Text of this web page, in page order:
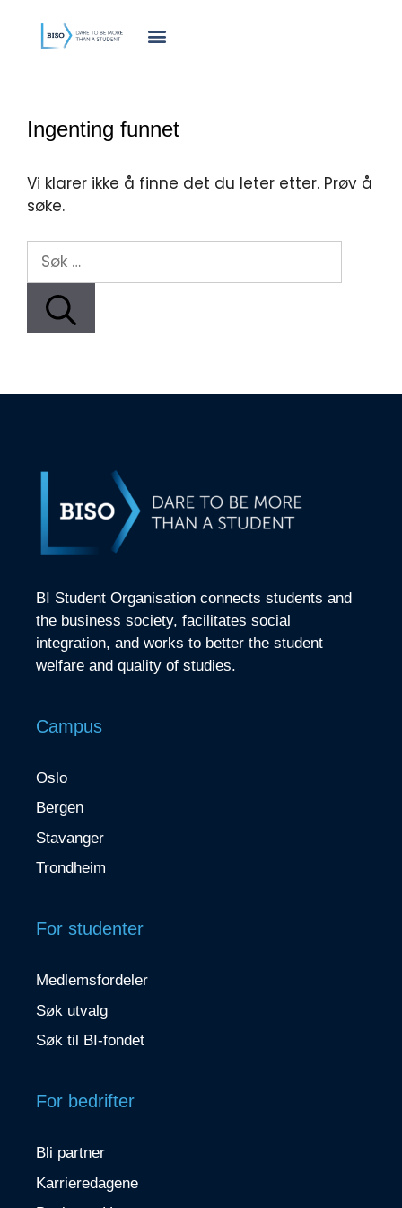
innholdet
Ingenting funnet
Vi klarer ikke å finne det du leter etter. Prøv å
søke.
BI Student Organisation connects students and
the business society, facilitates social
integration, and works to better the student
welfare and quality of studies.
Campus
Oslo
Bergen
Stavanger
Trondheim
For studenter
Medlemsfordeler
Søk utvalg
Søk til BI-fondet
For bedrifter
Bli partner
Karrieredagene